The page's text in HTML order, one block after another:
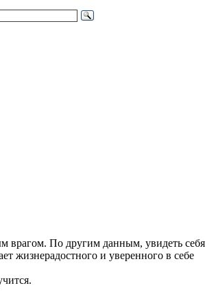
врагом. По другим данным, увидеть себя
жизнерадостного и уверенного в себе